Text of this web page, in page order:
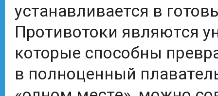
устанавливается в
Противотоки являются
которые способны
в полноценный